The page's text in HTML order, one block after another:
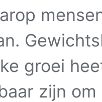
groei
zijn